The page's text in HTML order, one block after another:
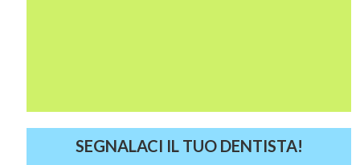
SEGNALACI IL TUO DENTISTA!